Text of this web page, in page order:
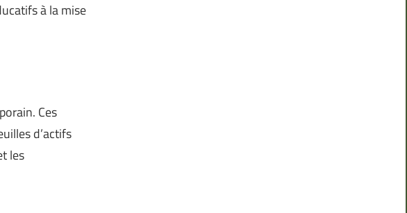
à la mise
Ces
d’actifs
les